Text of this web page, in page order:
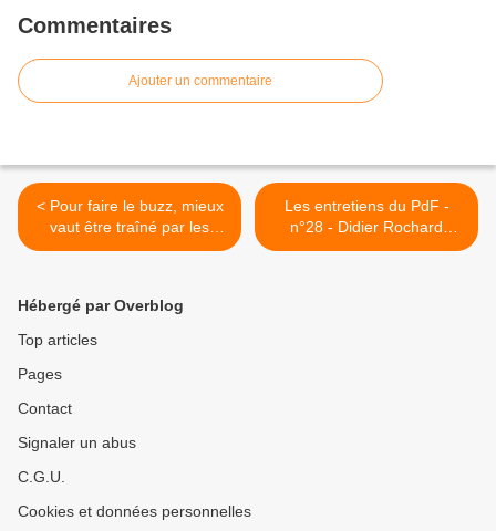
Commentaires
Ajouter un commentaire
< Pour faire le buzz, mieux
vaut être traîné par les
pieds chez Marine Le Pen
Les entretiens du PdF -
n°28 - Didier Rochard
(17/04/2022) >
Hébergé par Overblog
Top articles
Pages
Contact
Signaler un abus
C.G.U.
Cookies et données personnelles